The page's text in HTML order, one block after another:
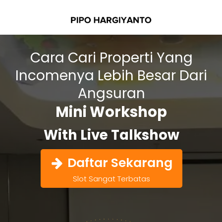
Cara Cari Properti Yang
Incomenya Lebih Besar Dari
Angsuran
Mini Workshop
With Live Talkshow
Daftar Sekarang
Slot Sangat Terbatas